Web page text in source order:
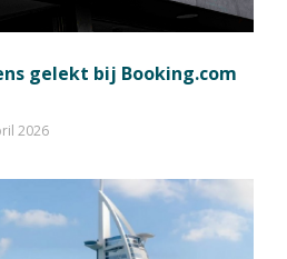
gelekt bij Booking.com
2026